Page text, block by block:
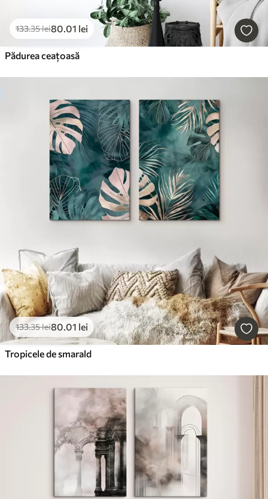
133.35lei80.01 lei
Pădurea ceațoasă
133.35lei80.01 lei
Tropicele de smarald